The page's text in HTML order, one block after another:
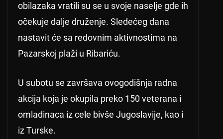
obilazaka vratili su se u svoje naselje gde ih
očekuje dalje druženje. Sledećeg dana
nastavit će sa redovnim aktivnostima na
Pazarskoj plaži u Ribariću.
U subotu se završava ovogodišnja radna
akcija koja je okupila preko 150 veterana i
omladinaca iz cele bivše Jugoslavije, kao i
iz Turske.